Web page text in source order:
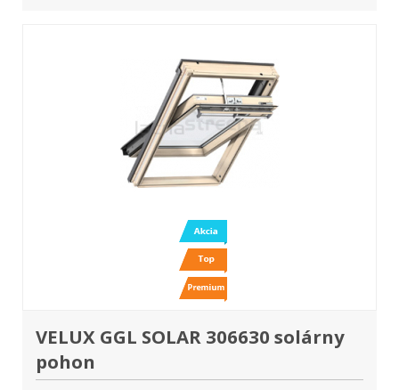
VELUX GGL SOLAR 306630 solárny
pohon